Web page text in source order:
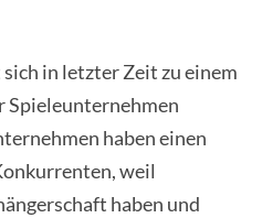
in letzter Zeit zu einem
haben einen
weil
haben und